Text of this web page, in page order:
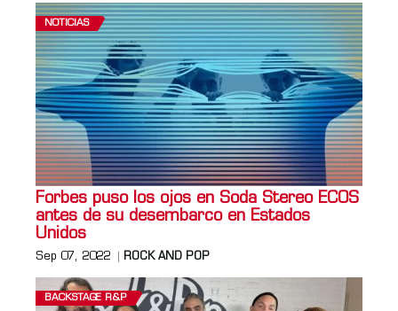
NOTICIAS
Forbes puso los ojos en Soda Stereo ECOS
antes de su desembarco en Estados
Unidos
Sep 07, 2022 ROCK AND POP
BACKSTAGE R&P